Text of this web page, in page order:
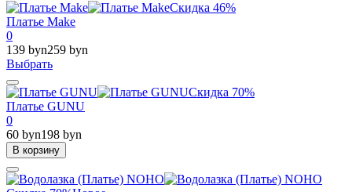
Скидка 46%
Платье Make
0
139 byn259 byn
Выбрать
Скидка 70%
Платье GUNU
0
60 byn198 byn
В корзину